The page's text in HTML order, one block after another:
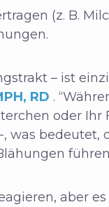
(z. B.
– ist
RD .
oder Ihr
was bedeutet,
aber